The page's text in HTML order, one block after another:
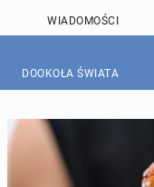
WIADOMOŚCI
DOOKOŁA ŚWIATA